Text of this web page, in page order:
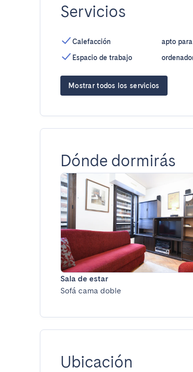
Servicios
Calefacción
Espacio de trabajo
apto para
ordenadores
Mostrar todos los servicios
Dónde dormirás
Sala de estar
Sofá cama doble
Ubicación